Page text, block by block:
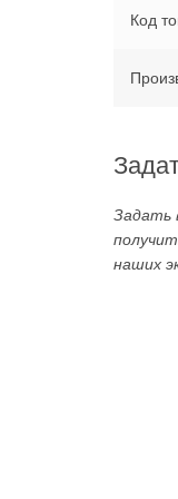
Код
Задать
наших